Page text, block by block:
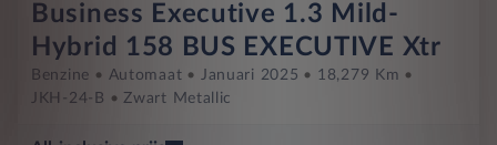
Business Executive 1.3 Mild-
Hybrid 158 BUS EXECUTIVE Xtr
Benzine Automaat Januari 2025
18,279 Km
JKH-24-B
Zwart Metallic